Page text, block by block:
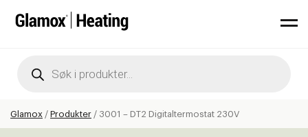
search
Glamox / Produkter / 3001 – DT2 Digitaltermostat 230V